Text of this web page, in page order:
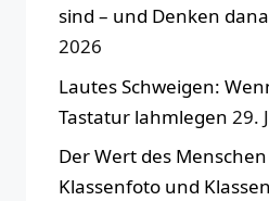
sind – und Denken
2026
Lautes Schweigen:
Tastatur lahmlegen 29.
Der Wert des
Klassenfoto und